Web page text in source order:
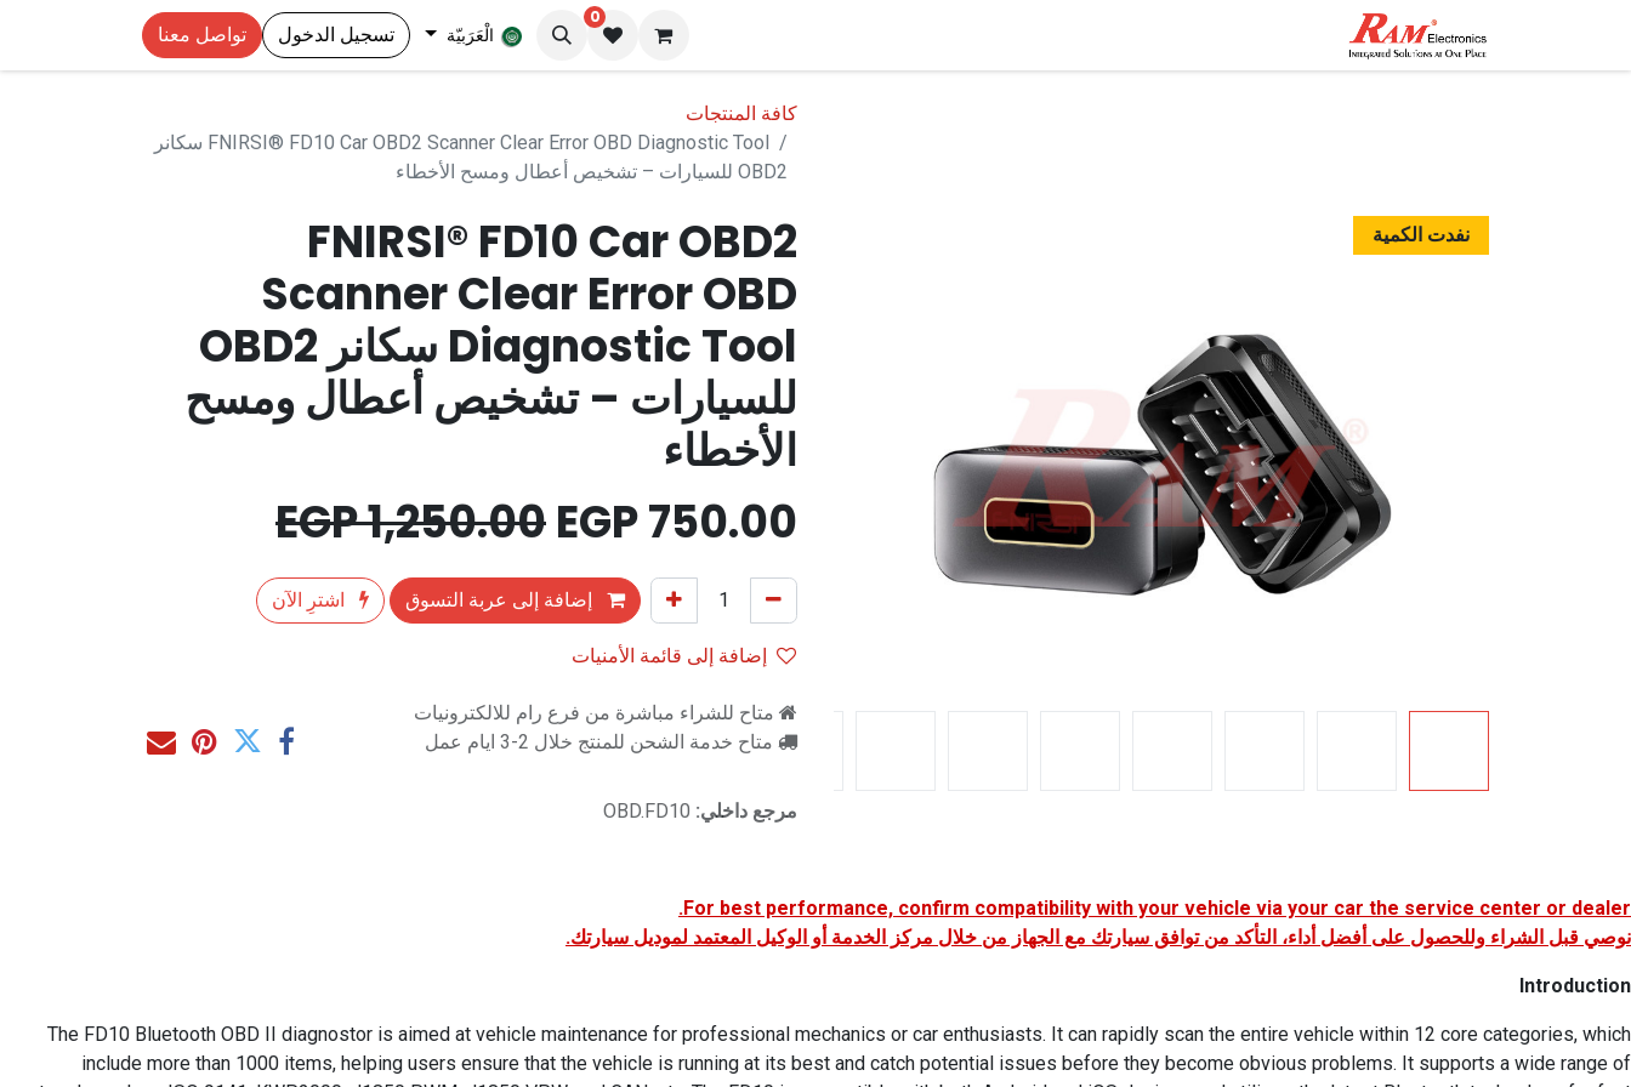
0
الْعَرَبيّة تسجيل الدخول تواصل معنا
كافة المنتجات
FNIRSI® FD10 Car OBD2 Scanner Clear Error OBD Diagnostic Tool سكانر
OBD2 للسيارات – تشخيص أعطال ومسح الأخطاء
نفدت الكمية
FNIRSI® FD10 Car OBD2
Scanner Clear Error OBD
Diagnostic Tool سكانر OBD2
للسيارات – تشخيص أعطال ومسح
الأخطاء
750.00
1,250.00
EGP
إضافة إلى عربة التسوق
اشترِ الآن
إضافة إلى قائمة الأمنيات
متاح للشراء مباشرة من فرع رام للالكترونيات
متاح خدمة الشحن للمنتج خلال 2-3 ايام عمل
مرجع داخلي: OBD.FD10
For best performance, confirm compatibility with your vehicle via your car the service center or dealer.
نوصي قبل الشراء وللحصول على أفضل أداء، التأكد من توافق سيارتك مع الجهاز من خلال مركز الخدمة أو الوكيل المعتمد لموديل سيارتك.
Introduction
The FD10 Bluetooth OBD II diagnostor is aimed at vehicle maintenance for professional mechanics or car enthusiasts. It can rapidly scan the entire vehicle within 12 core categories, which
include more than 1000 items, helping users ensure that the vehicle is running at its best and catch potential issues before they become obvious problems. It supports a wide range of